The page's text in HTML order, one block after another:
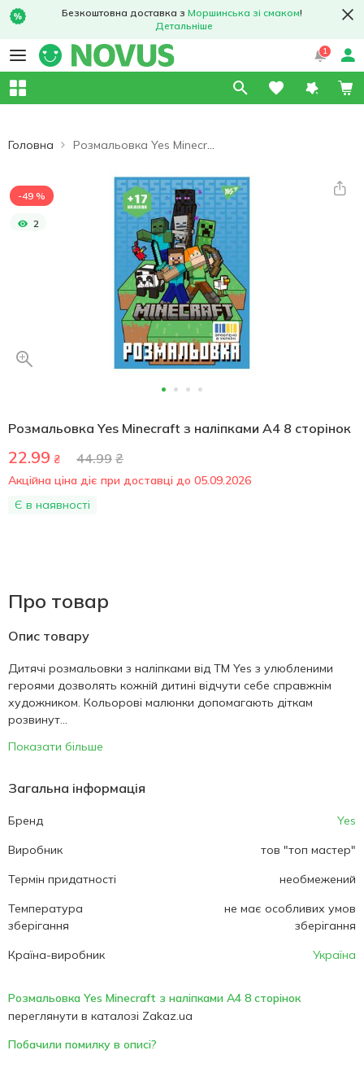
Безкоштовна доставка з Моршинська зі смаком!
Детальніше
1
Головна Розмальовка Yes Minecraft з наліпками А4 8 сторінок
-49 %
2
Розмальовка Yes Minecraft з наліпками А4 8 сторінок
22.99 ₴ 44.99 ₴
Акційна ціна діє при доставці до 05.09.2026
Є в наявності
Про товар
Опис товару
Дитячі розмальовки з наліпками від ТМ Yes з улюбленими
героями дозволять кожній дитині відчути себе справжнім
художником. Кольорові малюнки допомагають діткам
розвинут...
Показати більше
Загальна інформація
Бренд
Yes
Виробник
тов "топ мастер"
Термін придатності
необмежений
Температура
зберігання
не має особливих умов
зберігання
Країна-виробник
Україна
Розмальовка Yes Minecraft з наліпками А4 8 сторінок
переглянути в каталозі Zakaz.ua
Побачили помилку в описі?